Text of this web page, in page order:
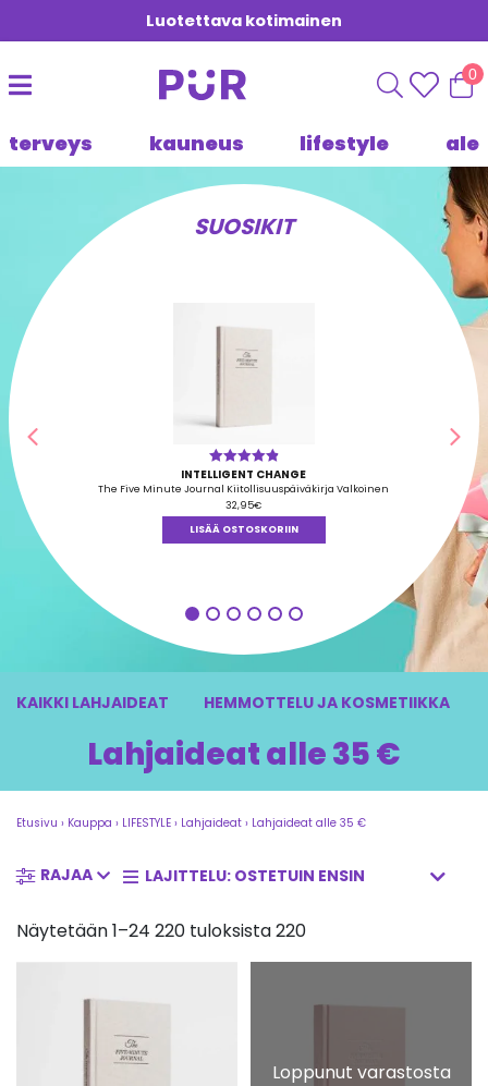
Luotettava kotimainen
0
terveys kauneus lifestyle ale
SUOSIKIT
Arvostelu
tuotteesta:
4.90/ 5
INTELLIGENT CHANGE
The Five Minute Journal Kiitollisuuspäiväkirja Valkoinen
32,95€
LISÄÄ OSTOSKORIIN
Edellinen
KAIKKI LAHJAIDEAT HEMMOTTELU JA KOSMETIIKKA
Lahjaideat alle 35 €
Etusivu › Kauppa › LIFESTYLE › Lahjaideat › Lahjaideat alle 35 €
RAJAA
Näytetään 1–24 220 tuloksista 220
Loppunut varastosta